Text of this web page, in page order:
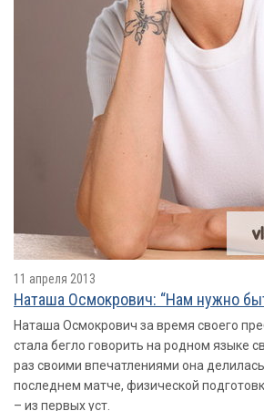
11 апреля 2013
Наташа Осмокрович: “Нам нужно
Наташа Осмокрович за время своего
cтала бегло говорить на родном языке
раз своими впечатлениями она
последнем матче, физической
– из первых уст.